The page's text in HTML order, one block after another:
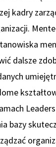
kadry
dalsze
bazy